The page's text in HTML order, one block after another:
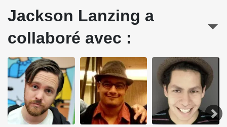
Jackson Lanzing a
collaboré avec :